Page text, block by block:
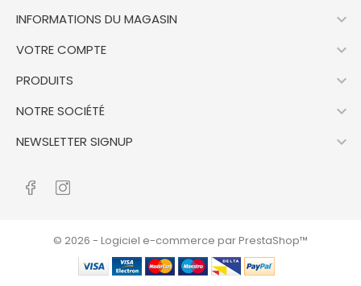
INFORMATIONS DU MAGASIN 
VOTRE COMPTE 
PRODUITS 
NOTRE SOCIÉTÉ 
NEWSLETTER SIGNUP 
© 2026 - Logiciel e-commerce par PrestaShop™